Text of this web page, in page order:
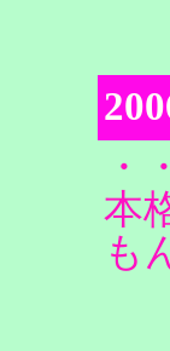
・
本
も